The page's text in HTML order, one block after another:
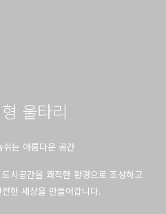
울타리
쉬는 아름다운 공간
시공간을 쾌적한 환경으로 조성하고
한 세상을 만들어갑니다.